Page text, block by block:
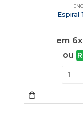
Espiral
em
ou